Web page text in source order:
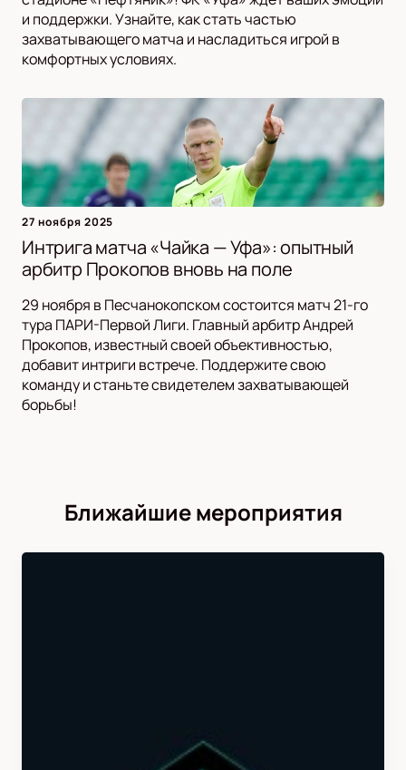
и поддержки. Узнайте, как стать частью
захватывающего матча и насладиться игрой в
комфортных условиях.
27 ноября 2025
Интрига матча «Чайка — Уфа»: опытный
арбитр Прокопов вновь на поле
29 ноября в Песчанокопском состоится матч 21-го
тура ПАРИ-Первой Лиги. Главный арбитр Андрей
Прокопов, известный своей объективностью,
добавит интриги встрече. Поддержите свою
команду и станьте свидетелем захватывающей
борьбы!
Ближайшие мероприятия